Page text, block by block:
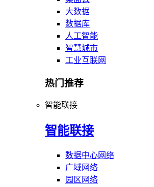
大数据
数据库
人工智能
智慧城市
工业互联网
热门推荐
智能联接
智能联接
数据中心网络
广域网络
园区网络